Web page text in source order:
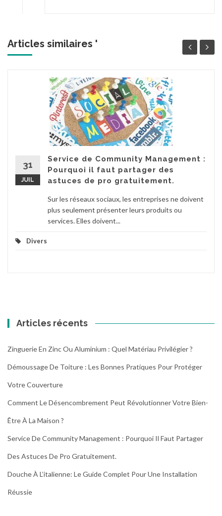
Articles similaires '
31
JUIL
Service de Community Management :
Pourquoi il faut partager des
astuces de pro gratuitement.
Sur les réseaux sociaux, les entreprises ne doivent
plus seulement présenter leurs produits ou
services. Elles doivent...
Divers
Articles récents
Zinguerie En Zinc Ou Aluminium : Quel Matériau Privilégier ?
Démoussage De Toiture : Les Bonnes Pratiques Pour Protéger
Votre Couverture
Comment Le Désencombrement Peut Révolutionner Votre Bien-
Être À La Maison ?
Service De Community Management : Pourquoi Il Faut Partager
Des Astuces De Pro Gratuitement.
Douche À L’italienne: Le Guide Complet Pour Une Installation
Réussie